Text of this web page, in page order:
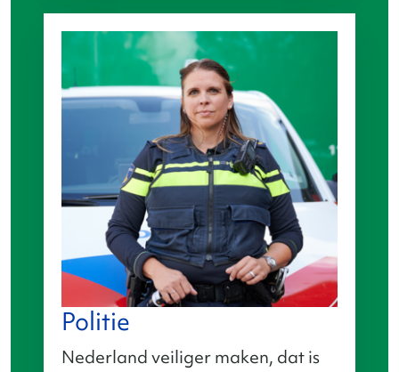
Politie
Nederland veiliger maken, dat is